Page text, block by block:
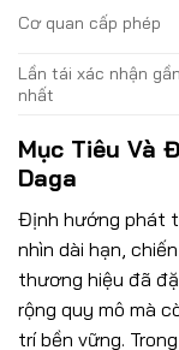
Cơ quan cấp phép
Lần tái xác nhận gần
nhất
Mục Tiêu Và
Daga
Định hướng phát
nhìn dài hạn,
thương hiệu đã
rộng quy mô mà
trí bền vững.